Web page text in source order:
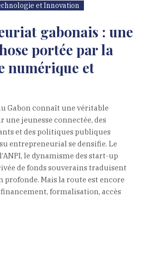
et Innovation
gabonais : une
portée par la
numérique et
Gabon connaît une véritable
jeunesse connectée, des
et des politiques publiques
entrepreneurial se densifie. Le
le dynamisme des start-up
de fonds souverains traduisent
Mais la route est encore
financement, formalisation, accès